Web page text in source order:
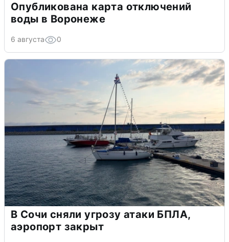
Опубликована карта отключений
воды в Воронеже
6 августа 0
В Сочи сняли угрозу атаки БПЛА,
аэропорт закрыт